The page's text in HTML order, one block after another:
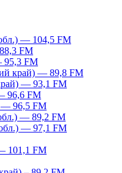
— 104,5 FM
FM
95,3 FM
край) — 89,8 FM
— 93,1 FM
96,6 FM
— 96,5 FM
— 89,2 FM
— 97,1 FM
101,1 FM